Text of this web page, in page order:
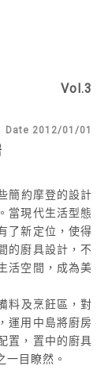
Vol.3
Date 2012/01/01
約摩登的設計
當現代生活型態
了新定位，使得
的廚具設計，不
活空間，成為美
及烹飪區，對
運用中島將廚房
置，置中的廚具
一目瞭然。